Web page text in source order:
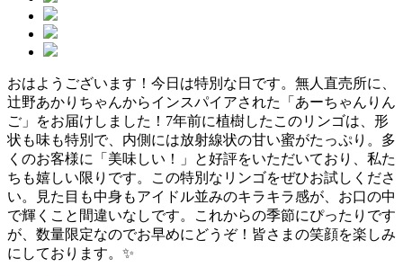
おはようございます！今日は特別な日です。無人直売所に、
辻野あかりちゃんからインスパイアされた「あーちゃんりん
ご」をお届けしました！7年前に植樹したこのリンゴは、形
状も味も特別で、内側には放射線状の甘い蜜がたっぷり。多
くのお客様に「美味しい！」と好評をいただいており、私た
ちも嬉しい限りです。この特別なリンゴをぜひお試しくださ
い。見た目も中身もアイドル並みのキラキラ感が、お口の中
で輝くこと間違いなしです。これからの季節にぴったりです
が、数量限定なのでお早めにどうぞ！皆さまの笑顔を楽しみ
にしております。✨